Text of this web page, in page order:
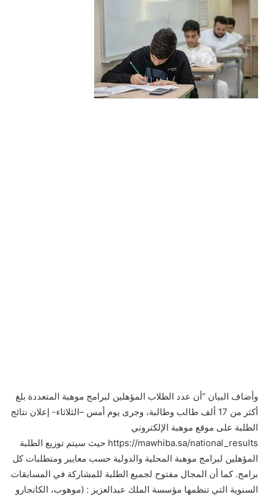
وأضاف البيان “أن عدد الطلاب المؤهلين لبرامج موهبة المتعددة بلغ
أكثر من 17 ألف طالب وطالبة، وجرى يوم أمس –الثلاثاء- إعلان نتائج
الطلبة على موقع موهبة الإلكتروني
https://mawhiba.sa/national_results حيث سيتم توزيع الطلبة
المؤهلين لبرامج موهبة المحلية والدولية حسب معايير ومتطلبات كل
برامج. كما أن المجال مفتوح لجميع الطلبة للمشاركة في المسابقات
السنوية التي تنظمها مؤسسة الملك عبدالعزيز : (موهوب، الكانجارو